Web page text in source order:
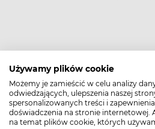
Używamy plików cookie
Możemy je zamieścić w celu analizy
odwiedzających, ulepszenia naszej
spersonalizowanych treści i
doświadczenia na stronie internetowej.
na temat plików cookie, których
Zobacz także